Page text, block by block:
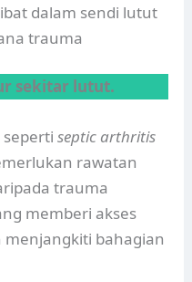
dalam sendi lutut
trauma
sekitar lutut.
sepertiseptic arthritis
rawatan
trauma
memberi akses
bahagian